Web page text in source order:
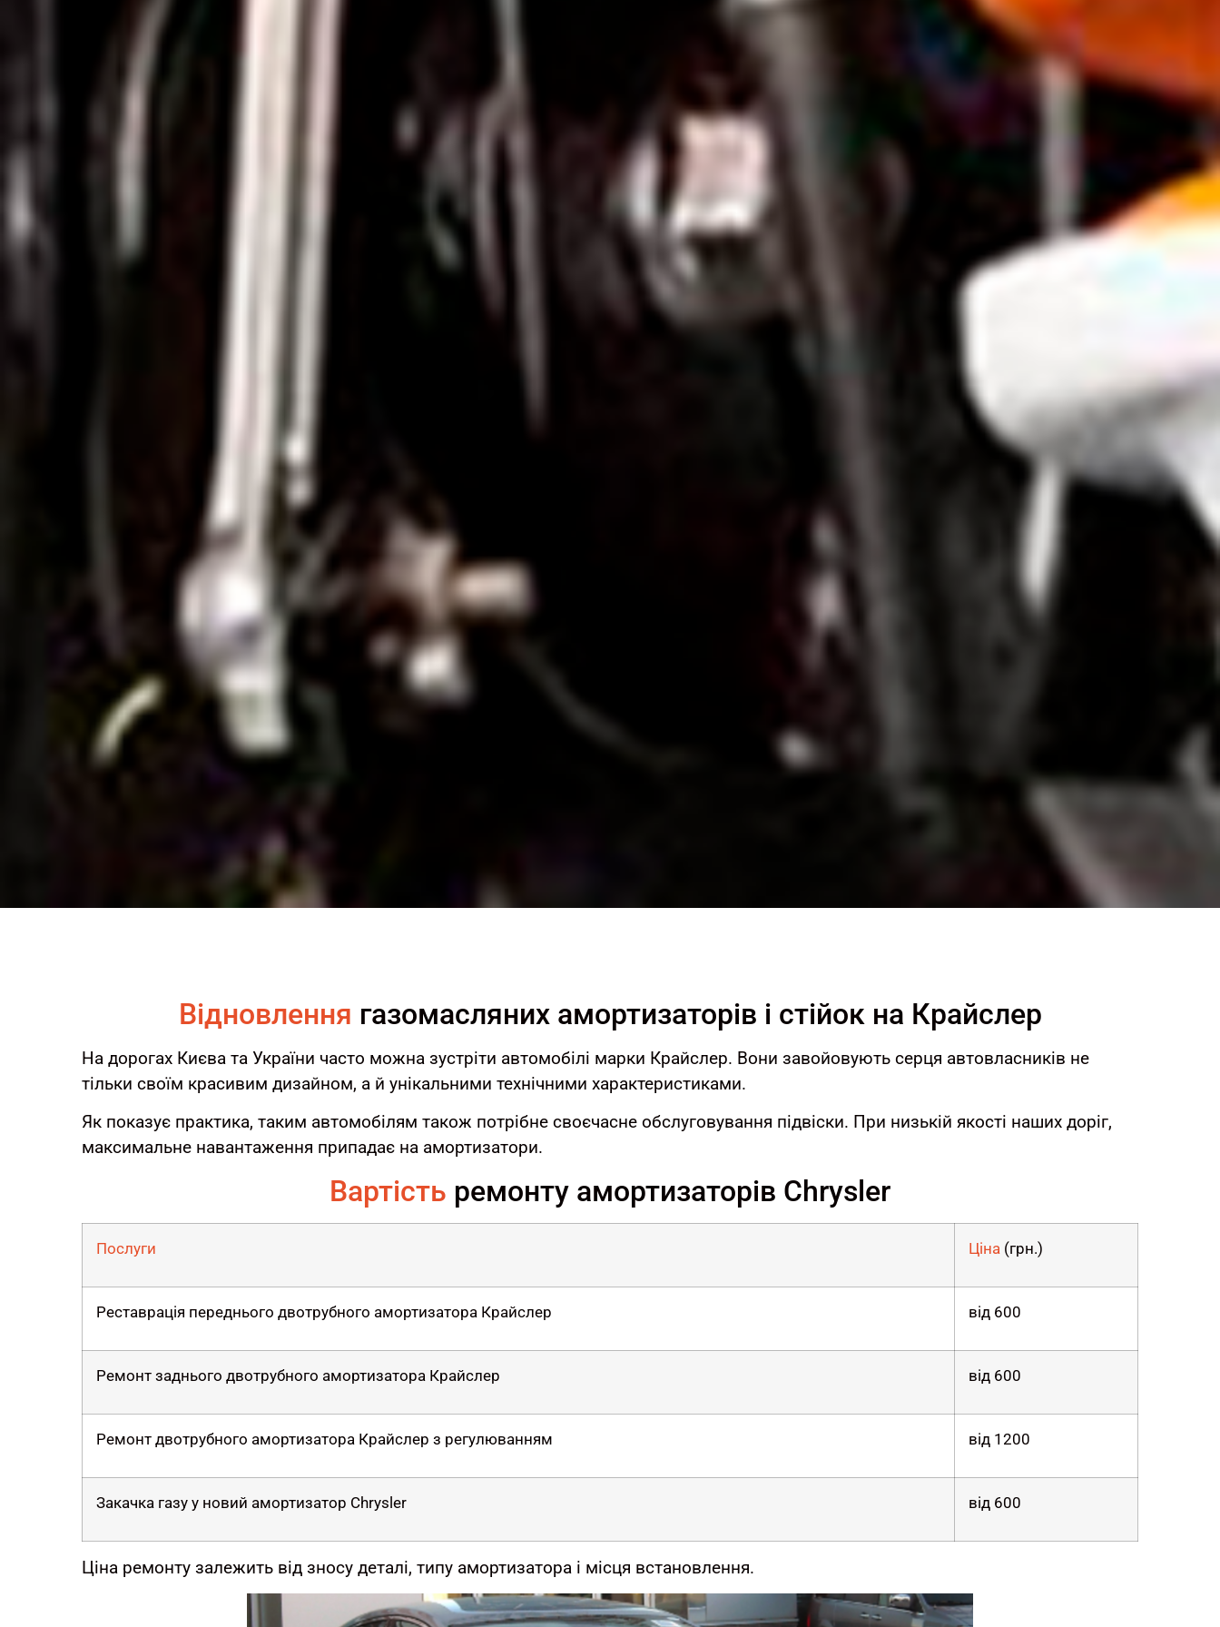
Відновлення газомасляних амортизаторів і стійок на Крайслер
На дорогах Києва та України часто можна зустріти автомобілі марки Крайслер. Вони завойовують серця автовласників не
тільки своїм красивим дизайном, а й унікальними технічними характеристиками.
Як показує практика, таким автомобілям також потрібне своєчасне обслуговування підвіски. При низькій якості наших доріг,
максимальне навантаження припадає на амортизатори.
Вартість ремонту амортизаторів Chrysler
Послуги Ціна (грн.)
Реставрація переднього двотрубного амортизатора Крайслер від 600
Ремонт заднього двотрубного амортизатора Крайслер від 600
Ремонт двотрубного амортизатора Крайслер з регулюванням від 1200
Закачка газу у новий амортизатор Chrysler від 600
Ціна ремонту залежить від зносу деталі, типу амортизатора і місця встановлення.